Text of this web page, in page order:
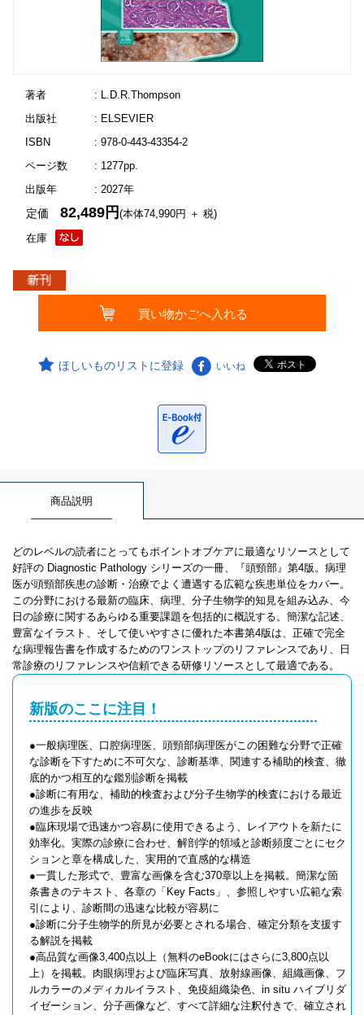
著者
: L.D.R.Thompson
出版社
: ELSEVIER
ISBN
: 978-0-443-43354-2
ページ数
: 1277pp.
出版年
: 2027年
在庫
定価82,489円(本体74,990円 ＋ 税)
ほしいものリストに登録 いいね
商品説明
どのレベルの読者にとってもポイントオブケアに最適なリソースとして
好評の Diagnostic Pathology シリーズの一冊、『頭頸部』第4版。病理
医が頭頸部疾患の診断・治療でよく遭遇する広範な疾患単位をカバー。
この分野における最新の臨床、病理、分子生物学的知見を組み込み、今
日の診療に関するあらゆる重要課題を包括的に概説する。簡潔な記述、
豊富なイラスト、そして使いやすさに優れた本書第4版は、正確で完全
な病理報告書を作成するためのワンストップのリファレンスであり、日
常診療のリファレンスや信頼できる研修リソースとして最適である。
新版のここに注目！
●一般病理医、口腔病理医、頭頸部病理医がこの困難な分野で正確
な診断を下すために不可欠な、診断基準、関連する補助的検査、徹
底的かつ相互的な鑑別診断を掲載
●診断に有用な、補助的検査および分子生物学的検査における最近
の進歩を反映
●臨床現場で迅速かつ容易に使用できるよう、レイアウトを新たに
効率化。実際の診療に合わせ、解剖学的領域と診断頻度ごとにセク
ションと章を構成した、実用的で直感的な構造
●一貫した形式で、豊富な画像を含む370章以上を掲載。簡潔な箇
条書きのテキスト、各章の「Key Facts」、参照しやすい広範な索
引により、診断間の迅速な比較が容易に
●診断に分子生物学的所見が必要とされる場合、確定分類を支援す
る解説を掲載
●高品質な画像3,400点以上（無料のeBookにはさらに3,800点以
上）を掲載。肉眼病理および臨床写真、放射線画像、組織画像、フ
ルカラーのメディカルイラスト、免疫組織染色、in situ ハイブリダ
イゼーション、分子画像など、すべて詳細な注釈付きで、確立され